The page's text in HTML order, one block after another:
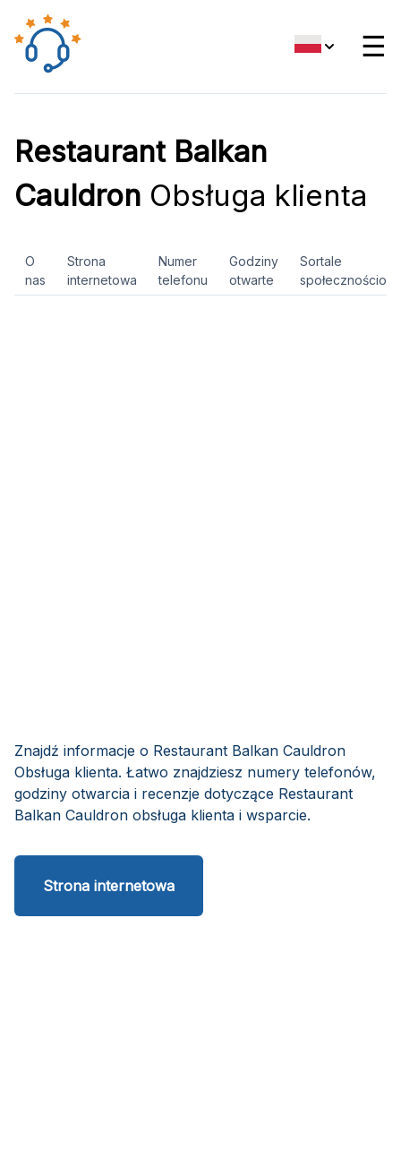
☰
Restaurant Balkan
Cauldron Obsługa klienta
O
nas
Strona
internetowa
Numer
telefonu
Godziny
otwarte
Sortale
Znajdź informacje o Restaurant Balkan Cauldron
Obsługa klienta. Łatwo znajdziesz numery telefonów,
godziny otwarcia i recenzje dotyczące Restaurant
Balkan Cauldron obsługa klienta i wsparcie.
Strona internetowa